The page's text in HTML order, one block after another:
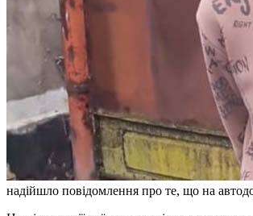
надійшло повідомлення про те, що на